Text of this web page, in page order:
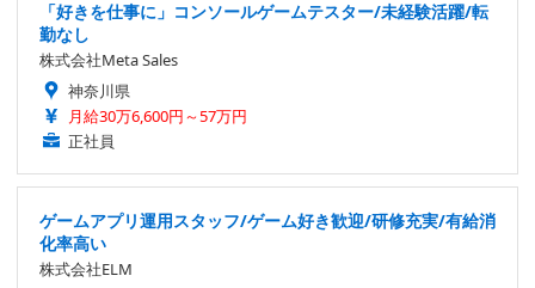
「好きを仕事に」コンソールゲームテスター/未経験活躍/転
勤なし
株式会社Meta Sales
神奈川県
月給30万6,600円～57万円
正社員
ゲームアプリ運用スタッフ/ゲーム好き歓迎/研修充実/有給消
化率高い
株式会社ELM